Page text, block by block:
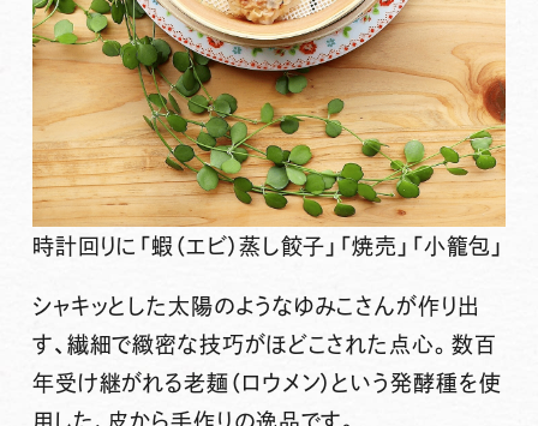
時計回りに「蝦（エビ）蒸し餃子」「焼売」「小籠包」
シャキッとした太陽のようなゆみこさんが作り出
す、繊細で緻密な技巧がほどこされた点心。 数百
年受け継がれる老麺（ロウメン）という発酵種を使
用した、皮から手作りの逸品です。